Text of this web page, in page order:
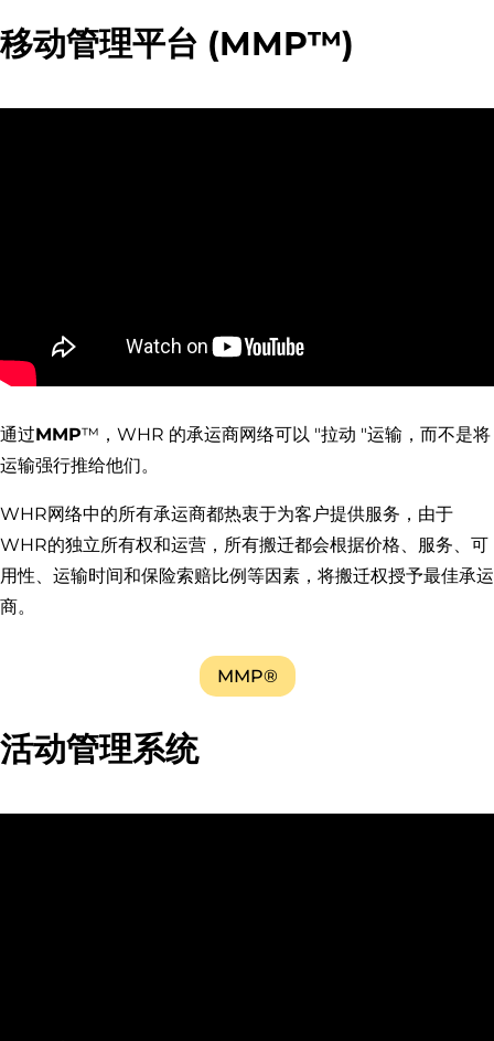
移动管理平台 (MMP™)
通过MMP™，WHR 的承运商网络可以 "拉动 "运输，而不是将
运输强行推给他们。
WHR网络中的所有承运商都热衷于为客户提供服务，由于
WHR的独立所有权和运营，所有搬迁都会根据价格、服务、可
用性、运输时间和保险索赔比例等因素，将搬迁权授予最佳承运
商。
MMP®
活动管理系统